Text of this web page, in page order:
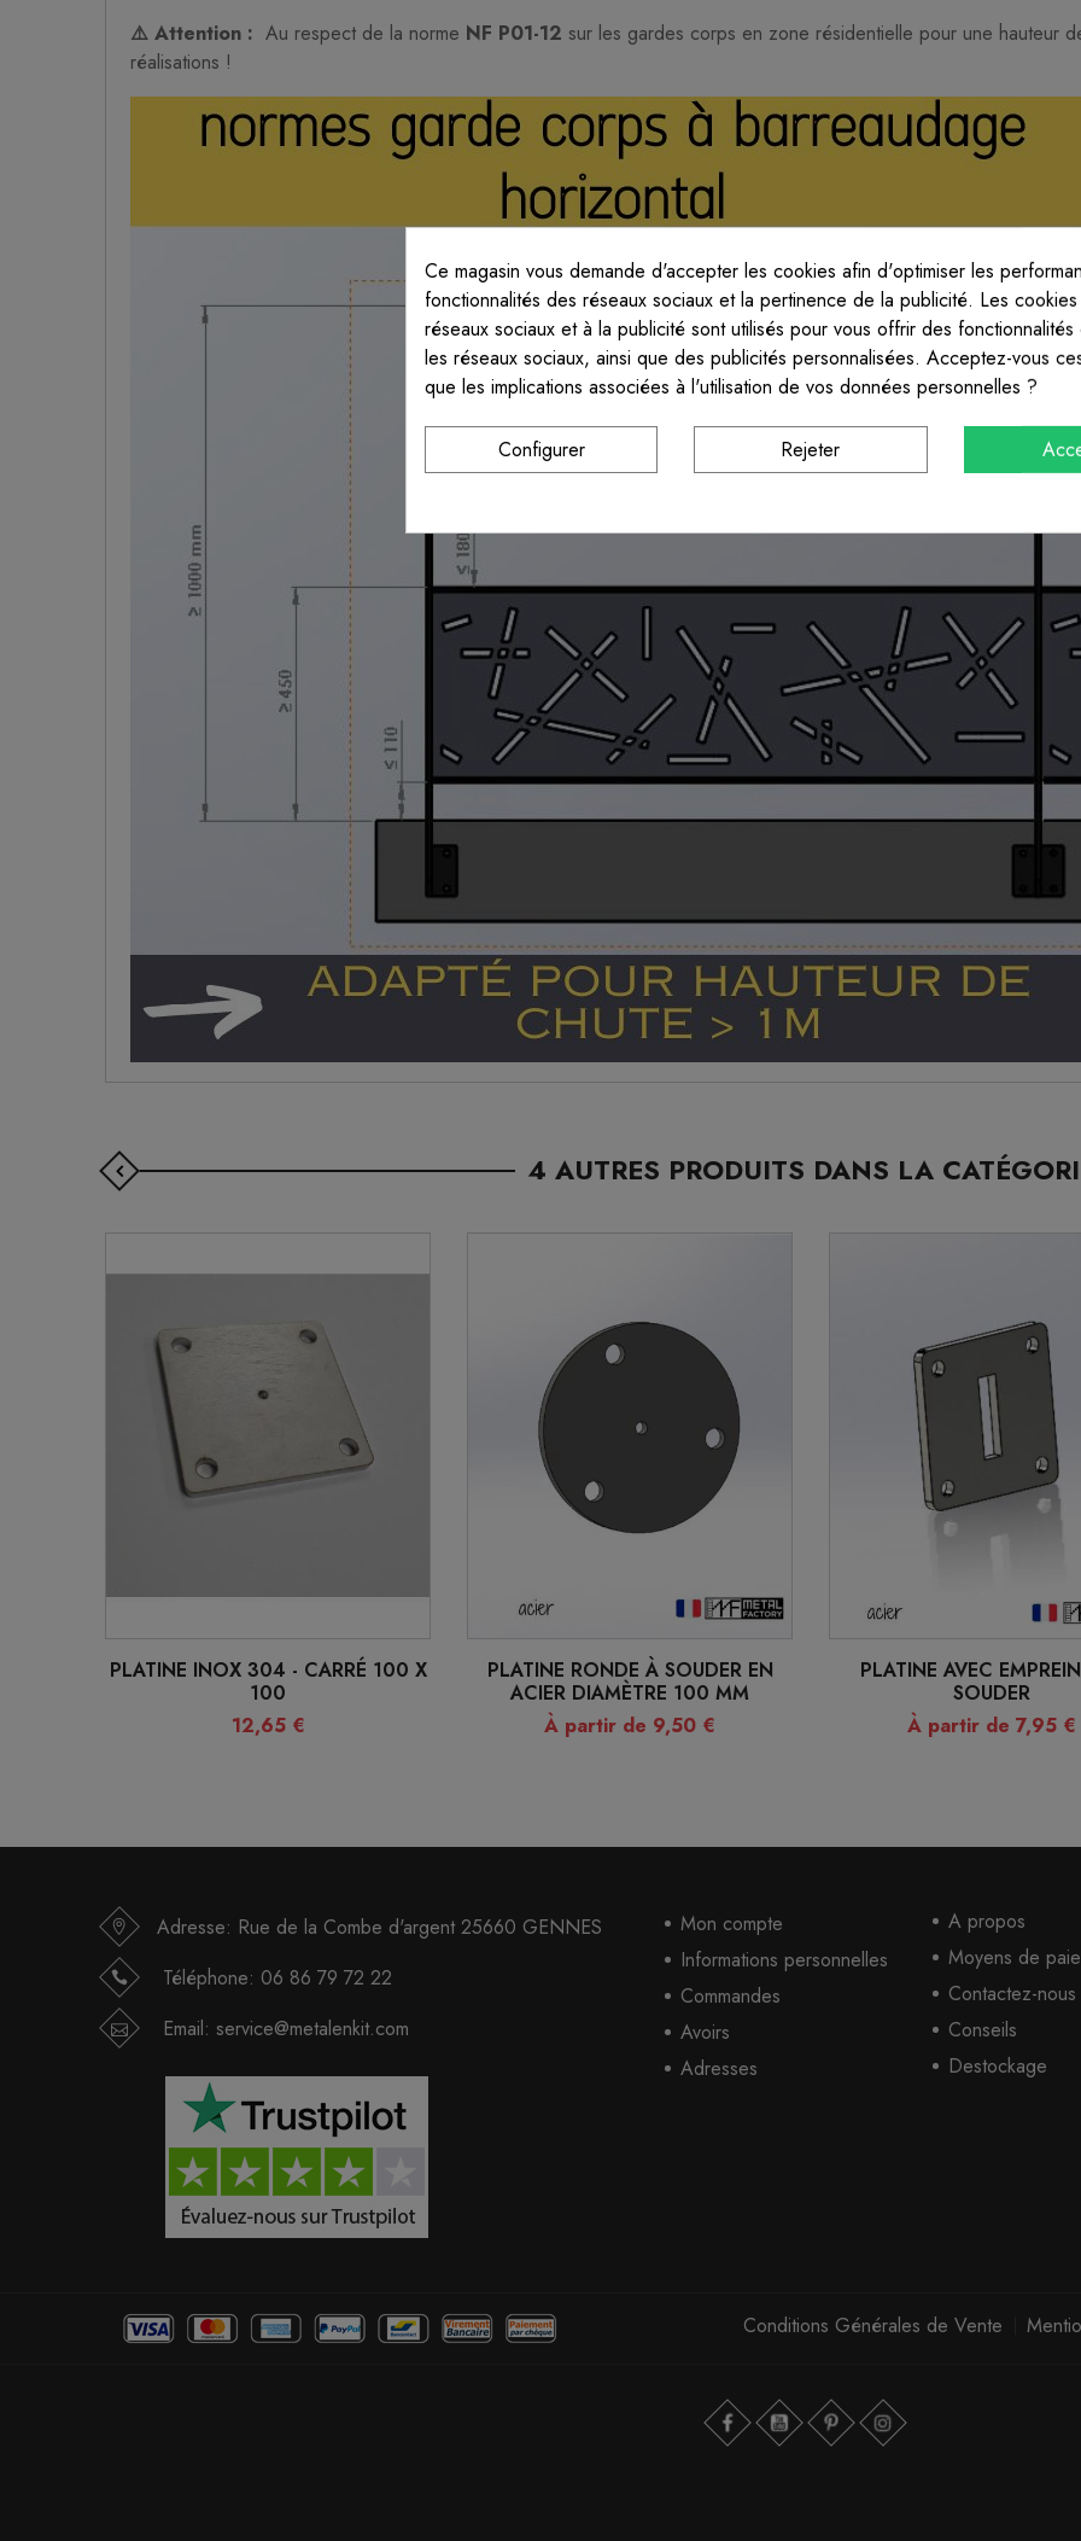
⚠️ Attention : Au respect de la norme NF P01-12 sur les gardes corps en zone résidentielle pour une hauteur
réalisations !
4 AUTRES PRODUITS DANS LA
PLATINE INOX 304 - CARRÉ 100 X
100
12,65 €
PLATINE RONDE À SOUDER EN
ACIER DIAMÈTRE 100 MM
À partir de 9,50 €
PLATINE AVEC
SOUDER
À partir de 7,95 €
Adresse: Rue de la Combe d'argent 25660 GENNES
Téléphone: 06 86 79 72 22
Email: service@metalenkit.com
Mon compte
Informations personnelles
Commandes
Avoirs
Adresses
A propos
Moyens de
Contactez-nous
Conseils
Destockage
Conditions Générales de Vente
Ce magasin vous demande d'accepter les cookies afin d'optimiser les
fonctionnalités des réseaux sociaux et la pertinence de la publicité. Les
réseaux sociaux et à la publicité sont utilisés pour vous offrir des fonctionnalités
les réseaux sociaux, ainsi que des publicités personnalisées. Acceptez-vous
que les implications associées à l'utilisation de vos données personnelles ?
Configurer Rejeter